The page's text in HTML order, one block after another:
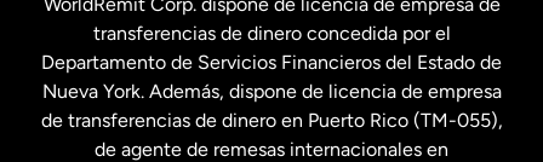
Suecia
WorldRemit Corp. dispone de licencia de empresa de
transferencias de dinero concedida por el
Departamento de Servicios Financieros del Estado de
Nueva York. Además, dispone de licencia de empresa
de transferencias de dinero en Puerto Rico (TM-055),
de agente de remesas internacionales en